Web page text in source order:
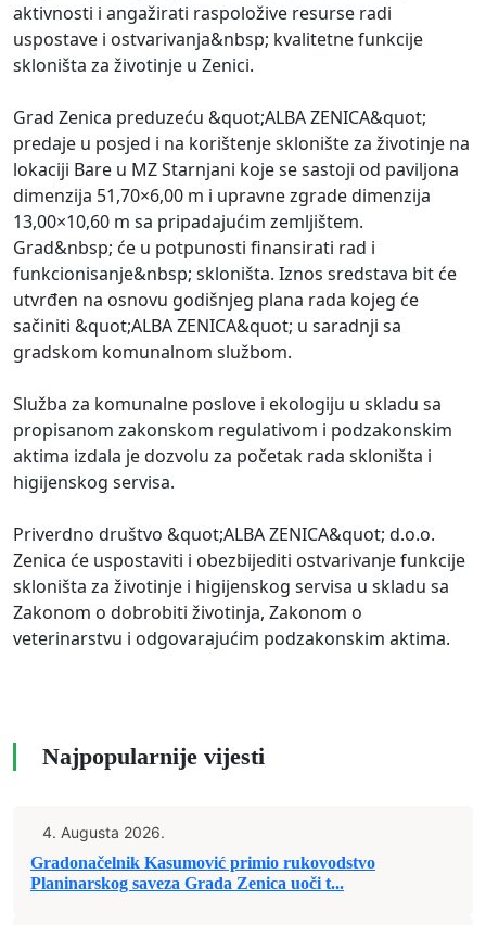
aktivnosti i angažirati raspoložive resurse radi
uspostave i ostvarivanja&nbsp; kvalitetne funkcije
skloništa za životinje u Zenici.
Grad Zenica preduzeću &quot;ALBA ZENICA&quot;
predaje u posjed i na korištenje sklonište za životinje na
lokaciji Bare u MZ Starnjani koje se sastoji od paviljona
dimenzija 51,70×6,00 m i upravne zgrade dimenzija
13,00×10,60 m sa pripadajućim zemljištem.
Grad&nbsp; će u potpunosti finansirati rad i
funkcionisanje&nbsp; skloništa. Iznos sredstava bit će
utvrđen na osnovu godišnjeg plana rada kojeg će
sačiniti &quot;ALBA ZENICA&quot; u saradnji sa
gradskom komunalnom službom.
Služba za komunalne poslove i ekologiju u skladu sa
propisanom zakonskom regulativom i podzakonskim
aktima izdala je dozvolu za početak rada skloništa i
higijenskog servisa.
Priverdno društvo &quot;ALBA ZENICA&quot; d.o.o.
Zenica će uspostaviti i obezbijediti ostvarivanje funkcije
skloništa za životinje i higijenskog servisa u skladu sa
Zakonom o dobrobiti životinja, Zakonom o
veterinarstvu i odgovarajućim podzakonskim aktima.
Najpopularnije vijesti
4. Augusta 2026.
Gradonačelnik Kasumović primio rukovodstvo
Planinarskog saveza Grada Zenica uoči t...